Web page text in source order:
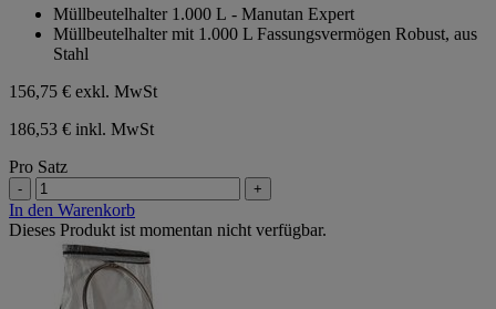
Sternen.
Müllbeutelhalter 1.000 L - Manutan Expert
Müllbeutelhalter mit 1.000 L Fassungsvermögen Robust, aus
Stahl
156,75 € exkl. MwSt
186,53 € inkl. MwSt
Pro Satz
- +
In den Warenkorb
Dieses Produkt ist momentan nicht verfügbar.